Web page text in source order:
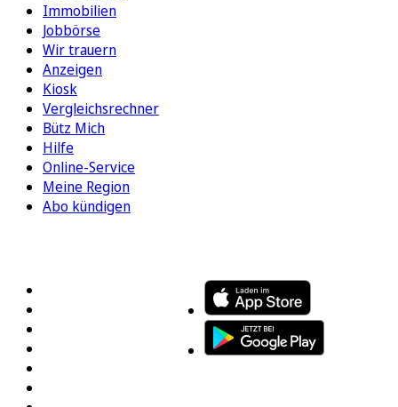
Immobilien
Jobbörse
Wir trauern
Anzeigen
Kiosk
Vergleichsrechner
Bütz Mich
Hilfe
Online-Service
Meine Region
Abo kündigen